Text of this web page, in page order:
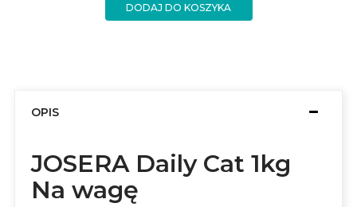
DODAJ DO KOSZYKA
OPIS
JOSERA Daily Cat 1kg
Na wagę